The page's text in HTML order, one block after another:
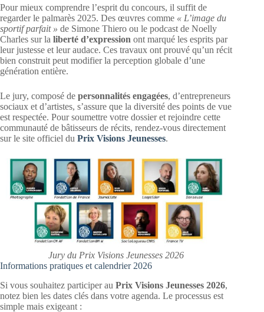
Pour mieux comprendre l’esprit du concours, il suffit de
regarder le palmarès 2025. Des œuvres comme « L’image du
sportif parfait » de Simone Thiero ou le podcast de Noelly
Charles sur la liberté d’expression ont marqué les esprits par
leur justesse et leur audace. Ces travaux ont prouvé qu’un récit
bien construit peut modifier la perception globale d’une
génération entière.
Le jury, composé de personnalités engagées, d’entrepreneurs
sociaux et d’artistes, s’assure que la diversité des points de vue
est respectée. Pour soumettre votre dossier et rejoindre cette
communauté de bâtisseurs de récits, rendez-vous directement
sur le site officiel du Prix Visions Jeunesses.
Jury du Prix Visions Jeunesses 2026
Informations pratiques et calendrier 2026
Si vous souhaitez participer au Prix Visions Jeunesses 2026,
notez bien les dates clés dans votre agenda. Le processus est
simple mais exigeant :